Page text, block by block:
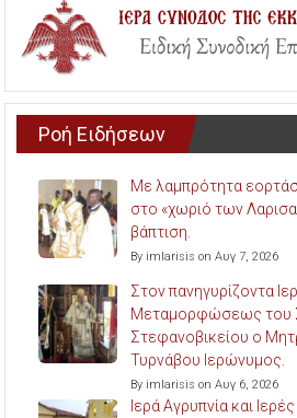
Ροή Ειδήσεων
Με λαμπρότητα
στο «χωριό των
βάπτιση.
By imlarisis on Αυγ 7, 2026
Στον πανηγυρίζοντα
Μεταμορφώσεως του
Στεφανοβικείου ο
Τυρνάβου Ιερώνυμος.
By imlarisis on Αυγ 6, 2026
Ιερά Αγρυπνία και